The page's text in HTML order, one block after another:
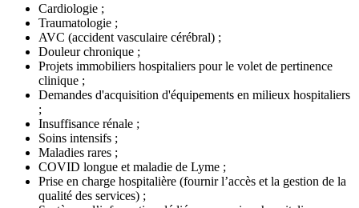
Cardiologie ;
Traumatologie ;
AVC (accident vasculaire cérébral) ;
Douleur chronique ;
Projets immobiliers hospitaliers pour le volet de pertinence
clinique ;
Demandes d'acquisition d'équipements en milieux hospitaliers
;
Insuffisance rénale ;
Soins intensifs ;
Maladies rares ;
COVID longue et maladie de Lyme ;
Prise en charge hospitalière (fournir l’accès et la gestion de la
qualité des services) ;